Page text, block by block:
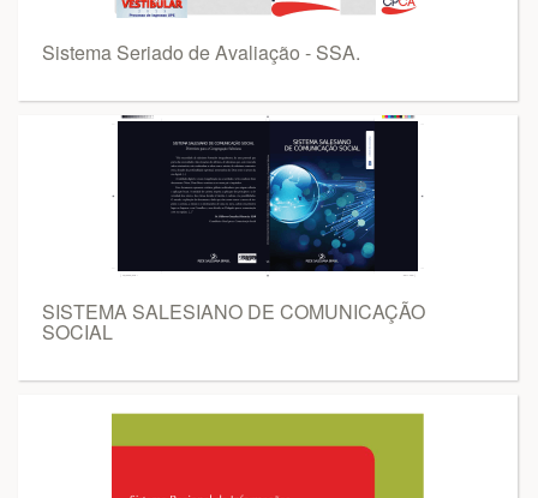
Sistema Seriado de Avaliação - SSA.
SISTEMA SALESIANO DE COMUNICAÇÃO
SOCIAL